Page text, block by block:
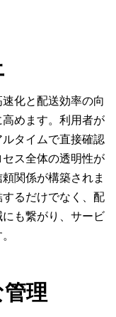
化と配送効率の向
めます。利用者が
タイムで直接確認
ス全体の透明性が
関係が構築されま
るだけでなく、配
も繋がり、サービ
理